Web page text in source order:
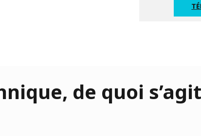
de quoi